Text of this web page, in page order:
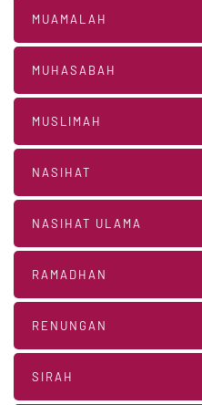
MUAMALAH
MUHASABAH
MUSLIMAH
NASIHAT
NASIHAT ULAMA
RAMADHAN
RENUNGAN
SIRAH